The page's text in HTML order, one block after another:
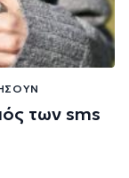
των sms